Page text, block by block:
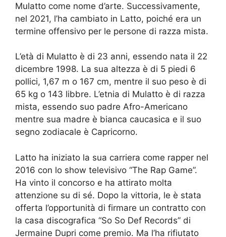
Mulatto come nome d’arte. Successivamente,
nel 2021, l’ha cambiato in Latto, poiché era un
termine offensivo per le persone di razza mista.
L’età di Mulatto è di 23 anni, essendo nata il 22
dicembre 1998. La sua altezza è di 5 piedi 6
pollici, 1,67 m o 167 cm, mentre il suo peso è di
65 kg o 143 libbre. L’etnia di Mulatto è di razza
mista, essendo suo padre Afro-Americano
mentre sua madre è bianca caucasica e il suo
segno zodiacale è Capricorno.
Latto ha iniziato la sua carriera come rapper nel
2016 con lo show televisivo “The Rap Game”.
Ha vinto il concorso e ha attirato molta
attenzione su di sé. Dopo la vittoria, le è stata
offerta l’opportunità di firmare un contratto con
la casa discografica “So So Def Records” di
Jermaine Dupri come premio. Ma l’ha rifiutato